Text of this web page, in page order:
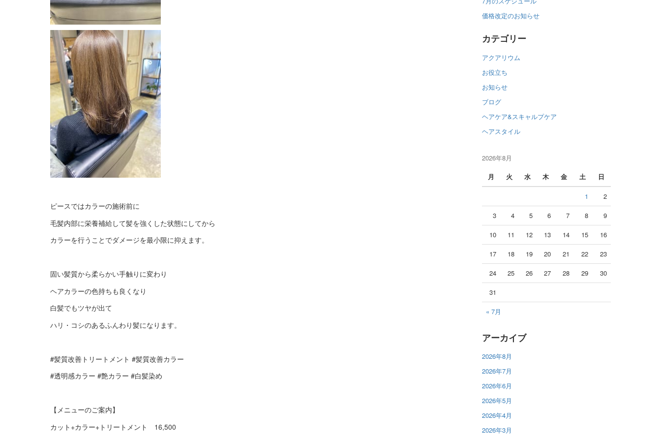
ピースではカラーの施術前に
毛髪内部に栄養補給して髪を強くした状態にしてから
カラーを行うことでダメージを最小限に抑えます。
固い髪質から柔らかい手触りに変わり
ヘアカラーの色持ちも良くなり
白髪でもツヤが出て
ハリ・コシのあるふんわり髪になります。
#髪質改善トリートメント #髪質改善カラー
#透明感カラー #艶カラー #白髪染め
【メニューのご案内】
カット+カラー+トリートメント 16,500
価格改定のお知らせ
カテゴリー
アクアリウム
お役立ち
お知らせ
ブログ
ヘアケア&スキャルプケア
ヘアスタイル
2026年8月
月
火 水 木 金 土 日
« 7月
1 2
3 4 5 6 7 8 9
10 11 12 13 14 15 16
17 18 19 20 21 22 23
24 25 26 27 28 29 30
31
アーカイブ
2026年8月
2026年7月
2026年6月
2026年5月
2026年4月
2026年3月